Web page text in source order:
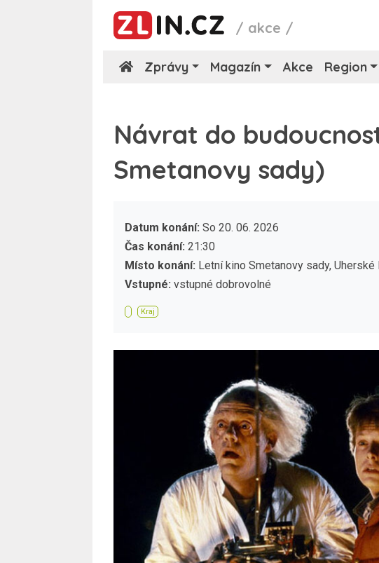
/ akce /
Zprávy Magazín Akce Region
Návrat do
Smetanovy sady)
Datum konání: So 20. 06. 2026
Čas konání: 21:30
Místo konání: Letní kino Smetanovy sady, Uherské
Vstupné: vstupné dobrovolné
Kraj